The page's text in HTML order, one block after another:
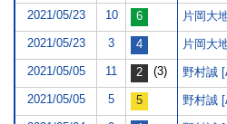
2021/05/23 10 片岡大
2021/05/23 3 片岡大
2021/05/05 11 (3) 野村誠
2021/05/05 5 野村誠